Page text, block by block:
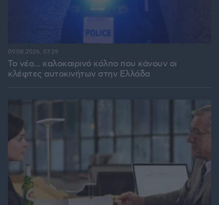
Το νέο... καλοκαιρινό κόλπο που κάνουν οι
κλέφτες αυτοκινήτων στην Ελλάδα
09.08.2026, 07:29